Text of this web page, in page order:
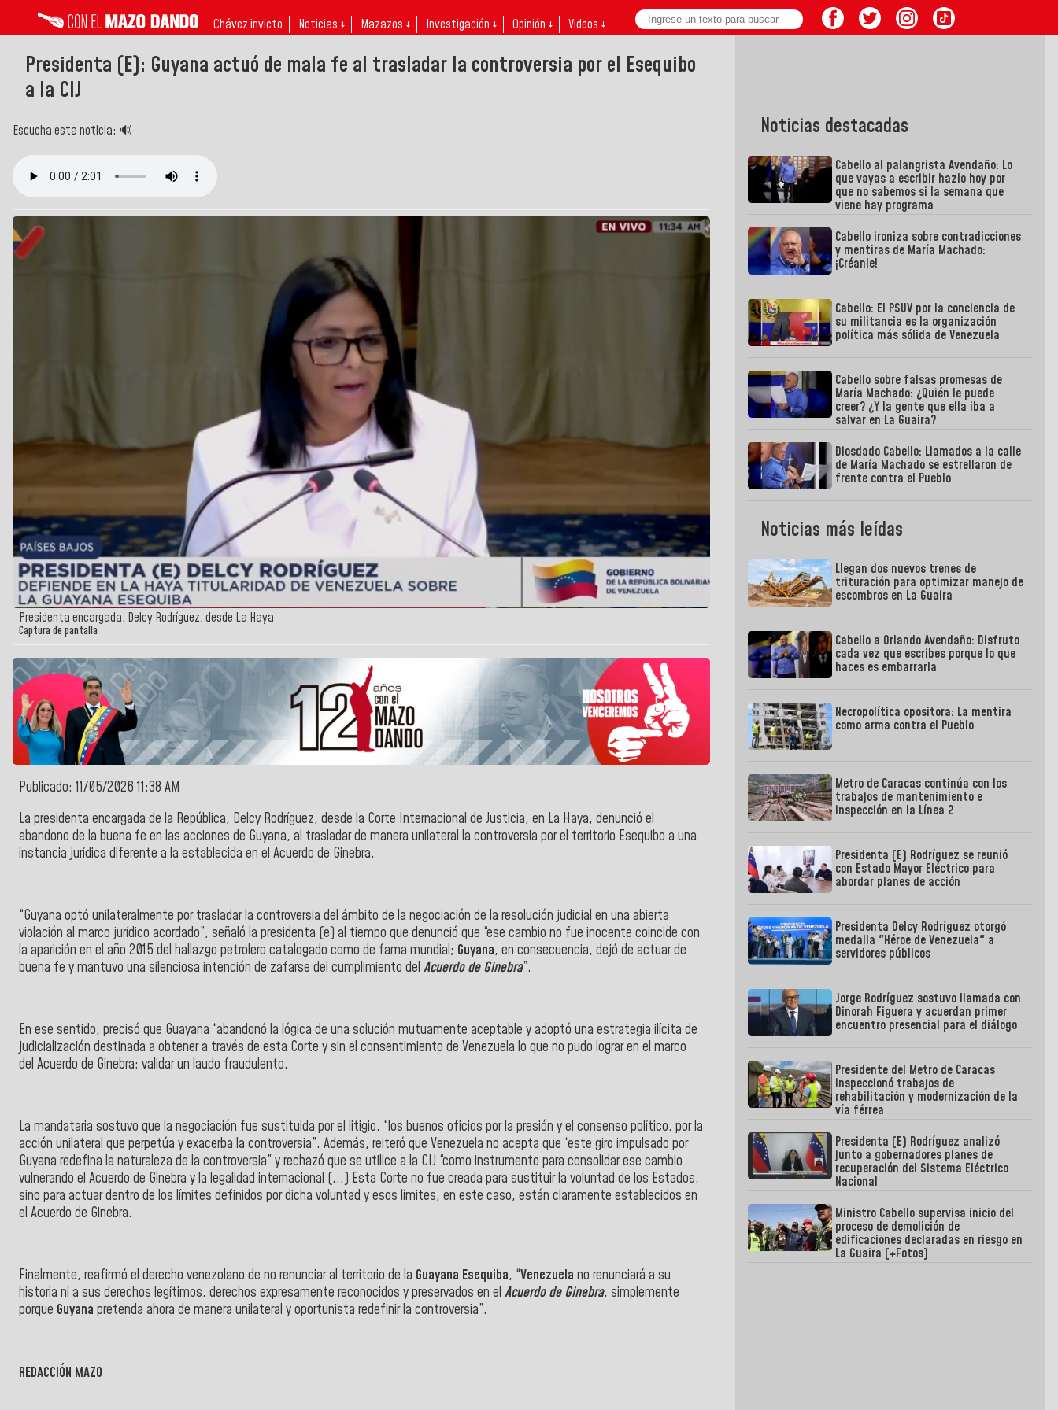
Chávez invicto Noticias ↓ Mazazos ↓ Investigación ↓ Opinión ↓ Videos ↓
Presidenta (E): Guyana actuó de mala fe al trasladar la controversia por el Esequibo
a la CIJ
Escucha esta noticia: 🔊
Presidenta encargada, Delcy Rodríguez, desde La Haya
Captura de pantalla
Publicado: 11/05/2026 11:38 AM
La presidenta encargada de la República, Delcy Rodríguez, desde la Corte Internacional de Justicia, en La Haya, denunció el
abandono de la buena fe en las acciones de Guyana, al trasladar de manera unilateral la controversia por el territorio Esequibo a una
instancia jurídica diferente a la establecida en el Acuerdo de Ginebra.
“Guyana optó unilateralmente por trasladar la controversia del ámbito de la negociación de la resolución judicial en una abierta
violación al marco jurídico acordado”, señaló la presidenta (e) al tiempo que denunció que “ese cambio no fue inocente coincide con
la aparición en el año 2015 del hallazgo petrolero catalogado como de fama mundial; Guyana, en consecuencia, dejó de actuar de
buena fe y mantuvo una silenciosa intención de zafarse del cumplimiento del Acuerdo deGinebra”.
En ese sentido, precisó que Guayana “abandonó la lógica de una solución mutuamente aceptable y adoptó una estrategia ilícita de
judicialización destinada a obtener a través de esta Corte y sin el consentimiento de Venezuela lo que no pudo lograr en el marco
del Acuerdo de Ginebra: validar un laudo fraudulento.
La mandataria sostuvo que la negociación fue sustituida por el litigio, “los buenos oficios por la presión y el consenso político, por la
acción unilateral que perpetúa y exacerba la controversia”. Además, reiteró que Venezuela no acepta que “este giro impulsado por
Guyana redefina la naturaleza de la controversia” y rechazó que se utilice a la CIJ “como instrumento para consolidar ese cambio
vulnerando el Acuerdo de Ginebra y la legalidad internacional (...) Esta Corte no fue creada para sustituir la voluntad de los Estados,
sino para actuar dentro de los límites definidos por dicha voluntad y esos límites, en este caso, están claramente establecidos en
el Acuerdo de Ginebra.
Finalmente, reafirmó el derecho venezolano de no renunciar al territorio de la Guayana Esequiba, “Venezuela no renunciará a su
historia ni a sus derechos legítimos, derechos expresamente reconocidos y preservados en el Acuerdo de Ginebra, simplemente
porque Guyana pretenda ahora de manera unilateral y oportunista redefinir la controversia”.
REDACCIÓN MAZO
Noticias destacadas
Cabello al palangrista Avendaño: Lo
que vayas a escribir hazlo hoy por
que no sabemos si la semana que
viene hay programa
Cabello ironiza sobre contradicciones
y mentiras de María Machado:
¡Créanle!
Cabello: El PSUV por la conciencia de
su militancia es la organización
política más sólida de Venezuela
Cabello sobre falsas promesas de
María Machado: ¿Quién le puede
creer? ¿Y la gente que ella iba a
salvar en La Guaira?
Diosdado Cabello: Llamados a la calle
de María Machado se estrellaron de
frente contra el Pueblo
Noticias más leídas
Llegan dos nuevos trenes de
trituración para optimizar manejo de
escombros en La Guaira
Cabello a Orlando Avendaño: Disfruto
cada vez que escribes porque lo que
haces es embarrarla
Necropolítica opositora: La mentira
como arma contra el Pueblo
Metro de Caracas continúa con los
trabajos de mantenimiento e
inspección en la Línea 2
Presidenta (E) Rodríguez se reunió
con Estado Mayor Eléctrico para
abordar planes de acción
Presidenta Delcy Rodríguez otorgó
medalla "Héroe de Venezuela" a
servidores públicos
Jorge Rodríguez sostuvo llamada con
Dinorah Figuera y acuerdan primer
encuentro presencial para el diálogo
Presidente del Metro de Caracas
inspeccionó trabajos de
rehabilitación y modernización de la
vía férrea
Presidenta (E) Rodríguez analizó
junto a gobernadores planes de
recuperación del Sistema Eléctrico
Nacional
Ministro Cabello supervisa inicio del
proceso de demolición de
edificaciones declaradas en riesgo en
La Guaira (+Fotos)